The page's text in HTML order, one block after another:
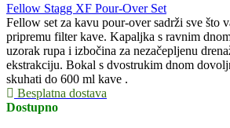
Fellow Stagg XF Pour-Over Set
Fellow set za kavu pour-over sadrži sve što
pripremu filter kave. Kapaljka s ravnim
uzorak rupa i izbočina za nezačepljenu
ekstrakciju. Bokal s dvostrukim dnom
skuhati do 600 ml kave .
Besplatna dostava
Dostupno